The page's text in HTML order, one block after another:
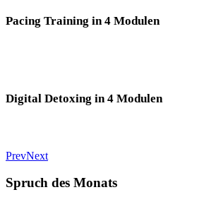
Pacing Training in 4 Modulen
Digital Detoxing in 4 Modulen
PrevNext
Spruch des Monats